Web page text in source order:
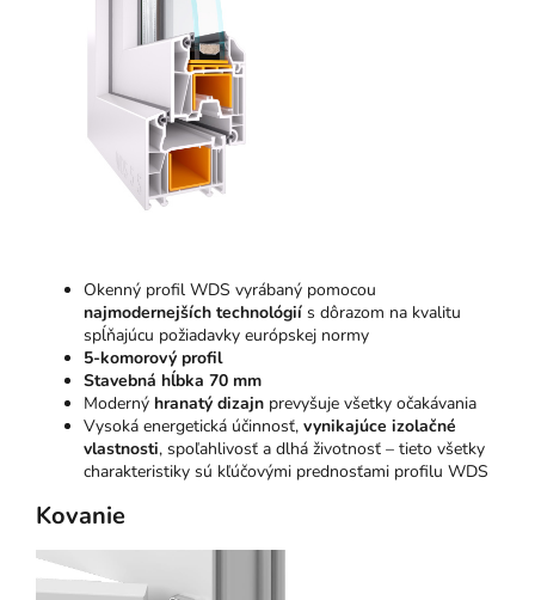
Okenný profil WDS vyrábaný pomocou
najmodernejších technológií s dôrazom na kvalitu
spĺňajúcu požiadavky európskej normy
5-komorový profil
Stavebná hĺbka 70 mm
Moderný hranatý dizajn prevyšuje všetky očakávania
Vysoká energetická účinnosť, vynikajúce izolačné
vlastnosti, spoľahlivosť a dlhá životnosť – tieto všetky
charakteristiky sú kľúčovými prednosťami profilu WDS
Kovanie